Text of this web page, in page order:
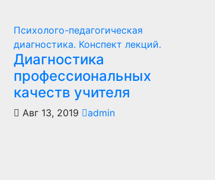
Психолого-педагогическая
диагностика. Конспект лекций.
Диагностика
профессиональных
качеств учителя
Авг 13, 2019 admin